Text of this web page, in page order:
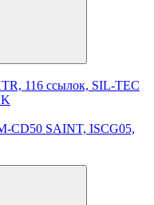
116 ссылок, SIL-TEC